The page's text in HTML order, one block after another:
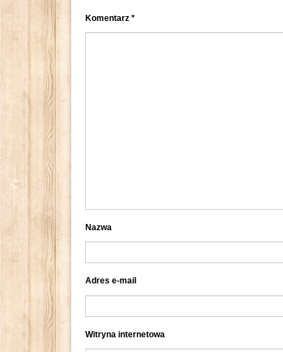
Komentarz *
Nazwa
Adres e-mail
Witryna internetowa